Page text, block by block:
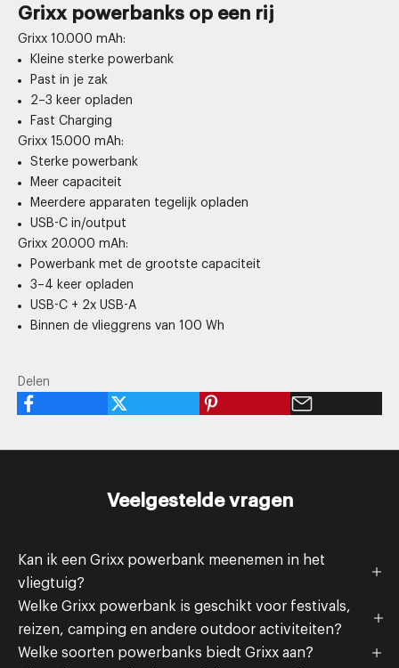
Grixx powerbanks op een rij
Grixx 10.000 mAh:
Kleine sterke powerbank
Past in je zak
2–3 keer opladen
Fast Charging
Grixx 15.000 mAh:
Sterke powerbank
Meer capaciteit
Meerdere apparaten tegelijk opladen
USB-C in/output
Grixx 20.000 mAh:
Powerbank met de grootste capaciteit
3–4 keer opladen
USB-C + 2x USB-A
Binnen de vlieggrens van 100 Wh
Delen
Veelgestelde vragen
Kan ik een Grixx powerbank meenemen in het
vliegtuig?
Welke Grixx powerbank is geschikt voor festivals,
reizen, camping en andere outdoor activiteiten?
Welke soorten powerbanks biedt Grixx aan?